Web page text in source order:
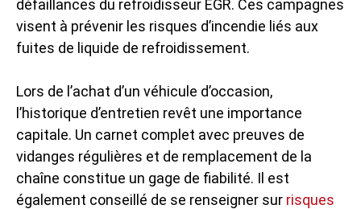
défaillances du refroidisseur EGR. Ces campagnes
visent à prévenir les risques d’incendie liés aux
fuites de liquide de refroidissement.
Lors de l’achat d’un véhicule d’occasion,
l’historique d’entretien revêt une importance
capitale. Un carnet complet avec preuves de
vidanges régulières et de remplacement de la
chaîne constitue un gage de fiabilité. Il est
également conseillé de se renseigner sur risques